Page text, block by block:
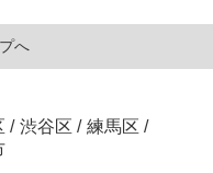
へ
/ 渋谷区 / 練馬区 /